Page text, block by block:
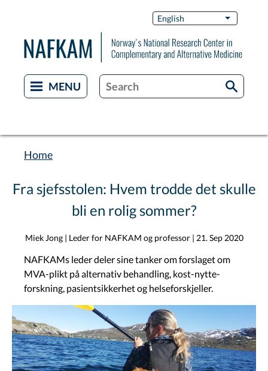
content
English List
Home
Fra sjefsstolen: Hvem trodde det skulle
bli en rolig sommer?
Miek Jong | Leder for NAFKAM og professor | 21. Sep 2020
NAFKAMs leder deler sine tanker om forslaget om
MVA-plikt på alternativ behandling, kost-nytte-
forskning, pasientsikkerhet og helseforskjeller.
Image